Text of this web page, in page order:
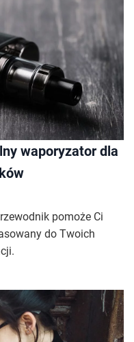
waporyzator dla
pomoże Ci
do Twoich